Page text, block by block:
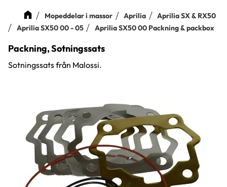
Mopeddelar i massor Aprilia
Aprilia SX & RX50
Aprilia SX50 00 - 05
Aprilia SX50 00 Packning & packbox
Packning, Sotningssats
Sotningssats från Malossi.